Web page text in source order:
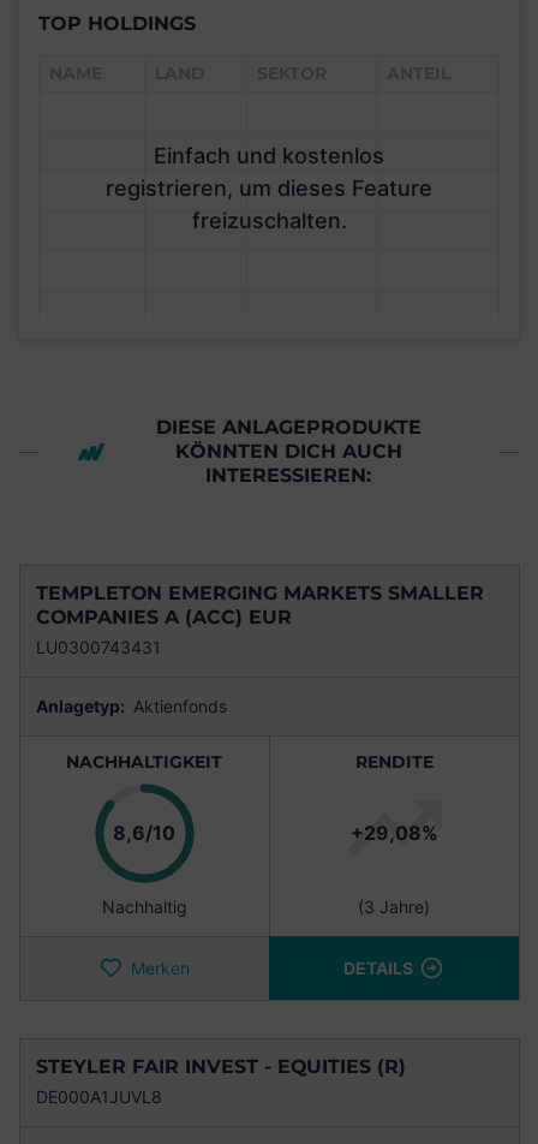
TOP HOLDINGS
Einfach und kostenlos
registrieren, um dieses Feature
freizuschalten.
DIESE ANLAGEPRODUKTE
KÖNNTEN DICH AUCH
INTERESSIEREN:
TEMPLETON EMERGING MARKETS SMALLER
COMPANIES A (ACC) EUR
LU0300743431
Anlagetyp: Aktienfonds
NACHHALTIGKEIT
8,6/10 Punkte
Nachhaltig
RENDITE
+29,08%
(3 Jahre)
Merken DETAILS
STEYLER FAIR INVEST - EQUITIES (R)
DE000A1JUVL8